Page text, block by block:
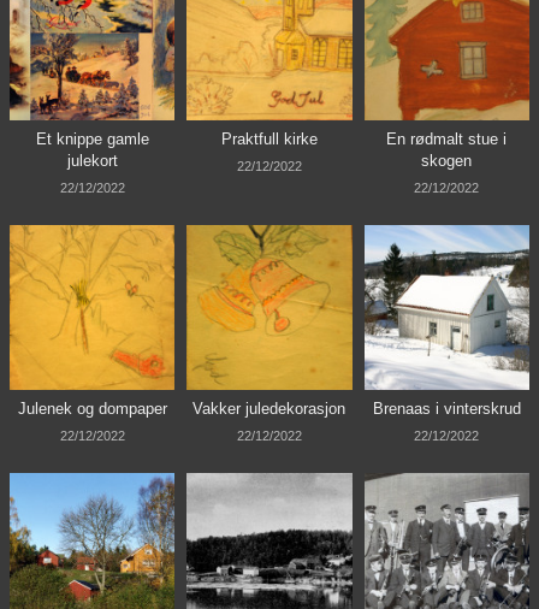
Et knippe gamle
julekort
22/12/2022
Praktfull kirke
22/12/2022
En rødmalt stue i
skogen
22/12/2022
Julenek og dompaper
22/12/2022
Vakker juledekorasjon
22/12/2022
Brenaas i vinterskrud
22/12/2022